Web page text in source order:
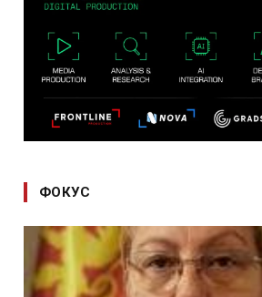
ФОКУС